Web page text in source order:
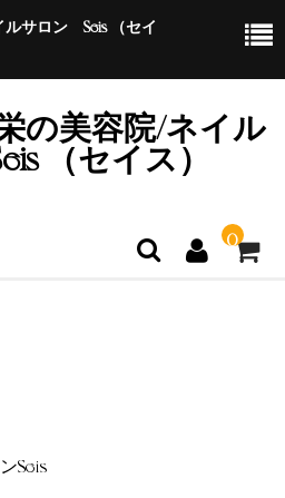
ルサロン Seis （セイ
の美容院/ネイル
（セイス）
0
示
Seis